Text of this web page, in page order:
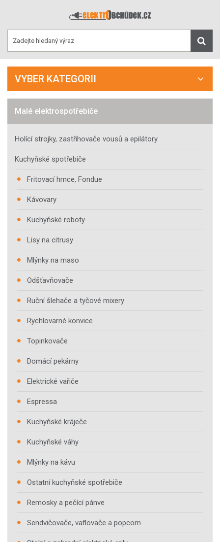
VYBER KATEGORII
Malé elektrospotřebiče
Holící strojky, zastřihovače vousů a epilátory
Kuchyňské spotřebiče
Fritovací hrnce, Fondue
Kávovary
Kuchyňské roboty
Lisy na citrusy
Mlýnky na maso
Odšťavňovače
Ruční šlehače a tyčové mixery
Rychlovarné konvice
Topinkovače
Domácí pekárny
Elektrické vařiče
Espressa
Kuchyňské kráječe
Kuchyňské váhy
Mlýnky na kávu
Ostatní kuchyňské spotřebiče
Remosky a pečící pánve
Sendvičovače, vaflovače a popcorn